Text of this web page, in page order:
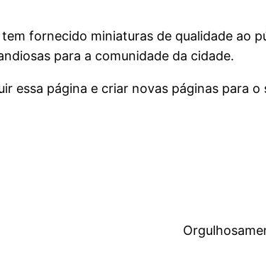
fornecido miniaturas de qualidade ao
para a comunidade da cidade.
essa página e criar novas páginas para